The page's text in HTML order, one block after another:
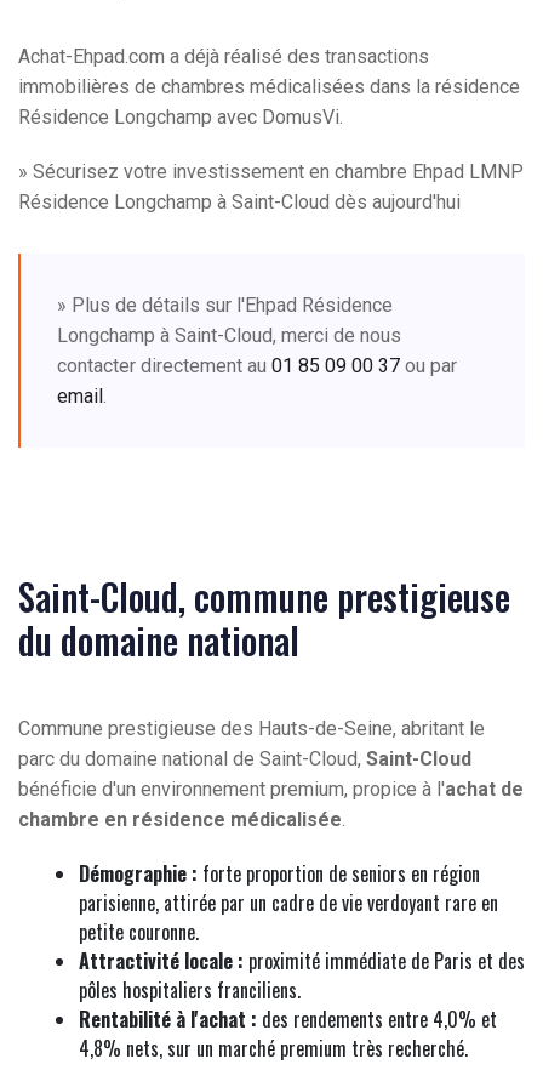
Achat-Ehpad.com a déjà réalisé des transactions
immobilières de chambres médicalisées dans la résidence
Résidence Longchamp avec DomusVi.
» Sécurisez votre investissement en chambre Ehpad LMNP
Résidence Longchamp à Saint-Cloud dès aujourd'hui
» Plus de détails sur l'Ehpad Résidence
Longchamp à Saint-Cloud, merci de nous
contacter directement au 01 85 09 00 37 ou par
email.
Saint-Cloud, commune prestigieuse
du domaine national
Commune prestigieuse des Hauts-de-Seine, abritant le
parc du domaine national de Saint-Cloud, Saint-Cloud
bénéficie d'un environnement premium, propice à l'achat de
chambre en résidence médicalisée.
Démographie : forte proportion de seniors en région
parisienne, attirée par un cadre de vie verdoyant rare en
petite couronne.
Attractivité locale : proximité immédiate de Paris et des
pôles hospitaliers franciliens.
Rentabilité à l'achat : des rendements entre 4,0% et
4,8% nets, sur un marché premium très recherché.